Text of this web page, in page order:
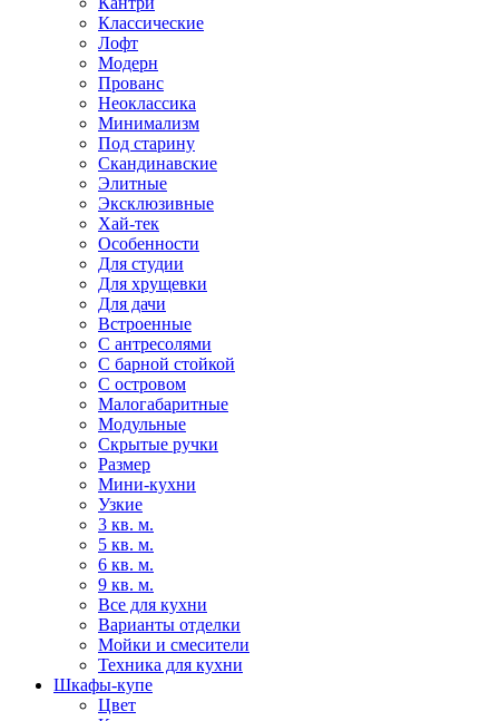
Классические
Лофт
Модерн
Прованс
Неоклассика
Минимализм
Под старину
Скандинавские
Элитные
Эксклюзивные
Хай-тек
Особенности
Для студии
Для хрущевки
Для дачи
Встроенные
С антресолями
С барной стойкой
С островом
Малогабаритные
Модульные
Скрытые ручки
Размер
Мини-кухни
Узкие
3 кв. м.
5 кв. м.
6 кв. м.
9 кв. м.
Все для кухни
Варианты отделки
Мойки и смесители
Техника для кухни
Шкафы-купе
Цвет